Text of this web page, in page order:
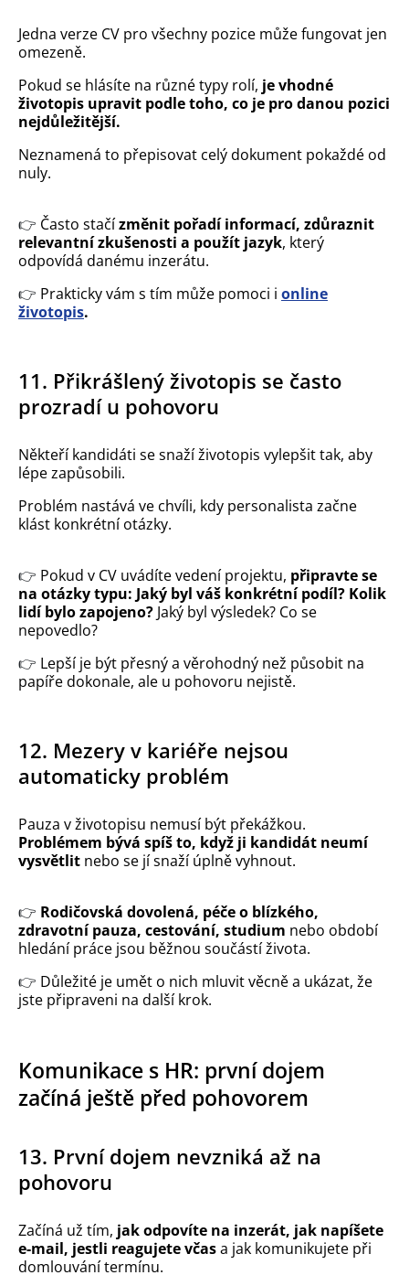
Jedna verze CV pro všechny pozice může fungovat jen
omezeně.
Pokud se hlásíte na různé typy rolí, je vhodné
životopis upravit podle toho, co je pro danou pozici
nejdůležitější.
Neznamená to přepisovat celý dokument pokaždé od
nuly.
👉 Často stačízměnit pořadí informací, zdůraznit
relevantní zkušenosti a použít jazyk, který
odpovídá danému inzerátu.
👉 Prakticky vám s tím může pomoci i online
životopis.
11. Přikrášlený životopis se často
prozradí u pohovoru
Někteří kandidáti se snaží životopis vylepšit tak, aby
lépe zapůsobili.
Problém nastává ve chvíli, kdy personalista začne
klást konkrétní otázky.
👉 Pokud v CV uvádíte vedení projektu, připravte se
na otázky typu: Jaký byl váš konkrétní podíl? Kolik
lidí bylo zapojeno? Jaký byl výsledek? Co se
nepovedlo?
👉 Lepší je být přesný a věrohodný než působit na
papíře dokonale, ale u pohovoru nejistě.
12. Mezery v kariéře nejsou
automaticky problém
Pauza v životopisu nemusí být překážkou.
Problémem bývá spíš to, když ji kandidát neumí
vysvětlit nebo se jí snaží úplně vyhnout.
👉 Rodičovská dovolená, péče o blízkého,
zdravotní pauza, cestování, studium nebo období
hledání práce jsou běžnou součástí života.
👉 Důležité je umět o nich mluvit věcně a ukázat, že
jste připraveni na další krok.
Komunikace s HR: první dojem
začíná ještě před pohovorem
13. První dojem nevzniká až na
pohovoru
Začíná už tím, jak odpovíte na inzerát, jak napíšete
e-mail, jestli reagujete včasa jak komunikujete při
domlouvání termínu.